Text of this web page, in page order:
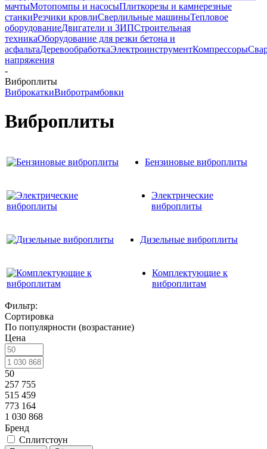
мачтыМотопомпы и насосыПлиткорезы и камнерезные
станкиРезчики кровлиСверлильные машиныТепловое
оборудованиеДвигатели и ЗИПСтроительная
техникаОборудование для резки бетона и
асфальтаДеревообработкаЭлектроинструментКомпрессоры
напряжения
-
Виброплиты
ВиброкаткиВибротрамбовки
Виброплиты
Бензиновые виброплиты
Электрические
виброплиты
Дизельные виброплиты
Комплектующие к
виброплитам
Фильтр:
Сортировка
По популярности (возрастание)
Цена
50
257 755
515 459
773 164
1 030 868
Бренд
Сплитстоун